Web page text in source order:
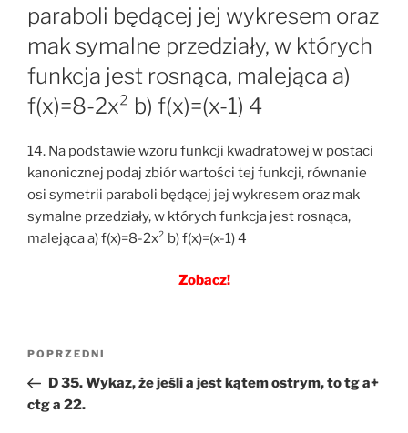
paraboli będącej jej wykresem oraz
mak symalne przedziały, w których
funkcja jest rosnąca, malejąca a)
f(x)=8-2x² b) f(x)=(x-1) 4
14. Na podstawie wzoru funkcji kwadratowej w postaci
kanonicznej podaj zbiór wartości tej funkcji, równanie
osi symetrii paraboli będącej jej wykresem oraz mak
symalne przedziały, w których funkcja jest rosnąca,
malejąca a) f(x)=8-2x² b) f(x)=(x-1) 4
Zobacz!
Nawigacja
Poprzedni
wpis
POPRZEDNI
D 35. Wykaz, że jeśli a jest kątem ostrym, to tg a+
ctg a 22.